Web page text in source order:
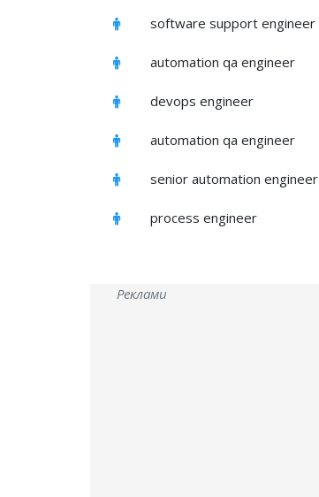
software support engineer
automation qa engineer
devops engineer
automation qa engineer
senior automation engineer
process engineer
Реклами